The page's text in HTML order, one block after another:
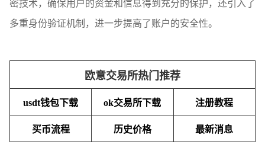
密技术，确保用户的资金和信息得到充分的保护，还引入了
多重身份验证机制，进一步提高了账户的安全性。
欧意交易所热门推荐
usdt钱包下载 ok交易所下载 注册教程
买币流程 历史价格 最新消息